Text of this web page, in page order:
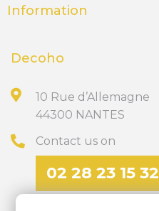
Information
Decoho
10 Rue d’Allemagne
44300 NANTES
Contact us on
02 28 23 15 32